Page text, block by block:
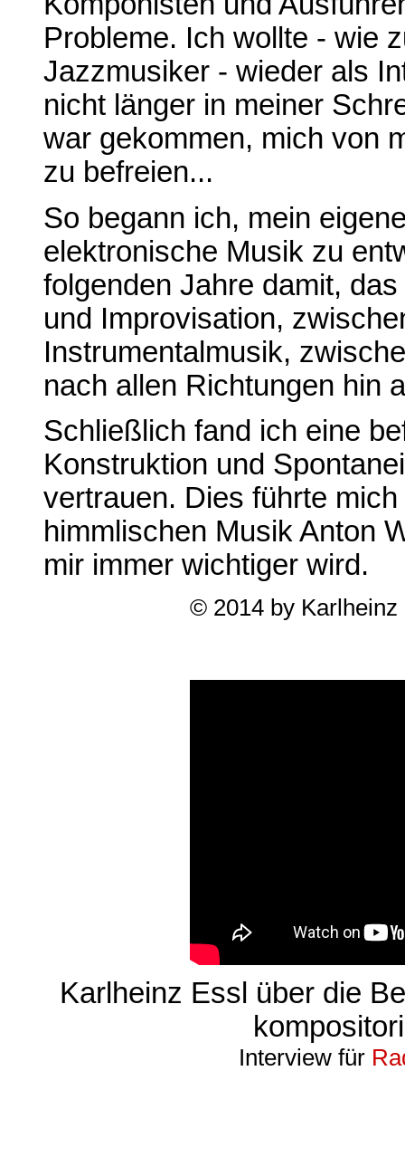
Probleme. Ich wollte - wie
Jazzmusiker - wieder als
nicht länger in meiner
war gekommen, mich von
zu befreien...
So begann ich, mein
elektronische Musik zu
folgenden Jahre damit,
und Improvisation,
Instrumentalmusik,
nach allen Richtungen hin
Schließlich fand ich eine
Konstruktion und
vertrauen. Dies führte
himmlischen Musik Anton
mir immer wichtiger wird.
© 2014 by
Karlheinz Essl über die
Interview für